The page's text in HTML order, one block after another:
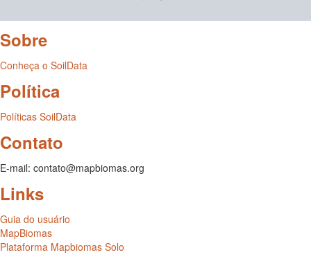
Sobre
Conheça o SoilData
Política
Políticas SoilData
Contato
E-mail: contato@mapbiomas.org
Links
Guia do usuário
MapBiomas
Plataforma Mapbiomas Solo